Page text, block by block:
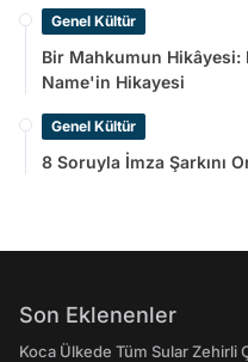
Genel Kültür
Bir Mahkumun
Name'in Hikayesi
Genel Kültür
8 Soruyla İmza Şarkını
Son Eklenenler
Koca Ülkede Tüm Sular Zehirli